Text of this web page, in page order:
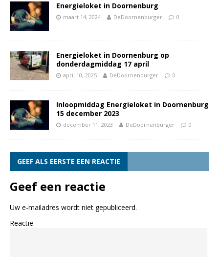
Energieloket in Doornenburg
maart 14, 2024 DeDoornenburger 0
Energieloket in Doornenburg op
donderdagmiddag 17 april
april 10, 2025 DeDoornenburger 0
Inloopmiddag Energieloket in Doornenburg
15 december 2023
december 11, 2023 DeDoornenburger 0
GEEF ALS EERSTE EEN REACTIE
Geef een reactie
Uw e-mailadres wordt niet gepubliceerd.
Reactie